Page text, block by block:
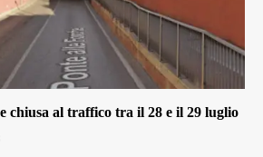
chiusa al traffico tra il 28 e il 29 luglio